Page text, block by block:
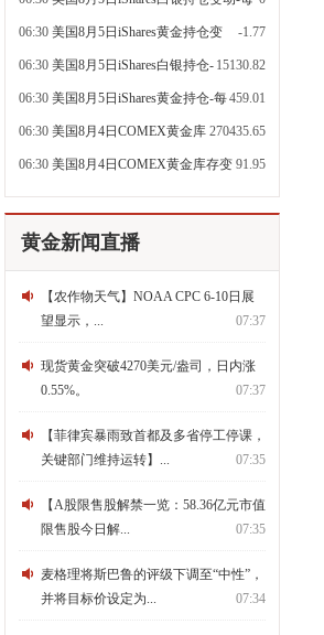
日吨 -1.77
06:30 美国8月5日iShares黄金持仓变
动-每日吨 15130.82
06:30 美国8月5日iShares白银持仓-
每日更新吨 459.01
06:30 美国8月5日iShares黄金持仓-每
日更新吨 270435.65
06:30 美国8月4日COMEX黄金库
存-每日更新百盎司 91.95
06:30 美国8月4日COMEX黄金库存变
动-每日百盎司
黄金新闻直播
07:37
【农作物天气】NOAA CPC 6-10日展
望显示，...
07:37
现货黄金突破4270美元/盎司，日内涨
0.55%。
07:35
【菲律宾暴雨致首都及多省停工停课，
关键部门维持运转】...
07:35
【A股限售股解禁一览：58.36亿元市值
限售股今日解...
07:34
麦格理将斯巴鲁的评级下调至“中性”，
并将目标价设定为...